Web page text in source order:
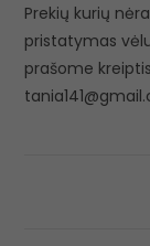
Prekių kurių
pristatymas
prašome